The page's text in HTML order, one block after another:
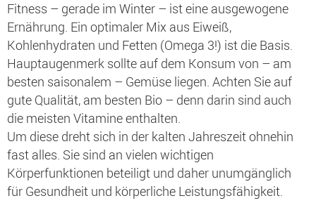
Fitness – gerade im Winter – ist eine ausgewogene
Ernährung. Ein optimaler Mix aus Eiweiß,
Kohlenhydraten und Fetten (Omega 3!) ist die Basis.
Hauptaugenmerk sollte auf dem Konsum von – am
besten saisonalem – Gemüse liegen. Achten Sie auf
gute Qualität, am besten Bio – denn darin sind auch
die meisten Vitamine enthalten.
Um diese dreht sich in der kalten Jahreszeit ohnehin
fast alles. Sie sind an vielen wichtigen
Körperfunktionen beteiligt und daher unumgänglich
für Gesundheit und körperliche Leistungsfähigkeit.